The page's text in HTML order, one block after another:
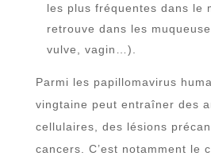
les plus fréquentes dans le
retrouve dans les
vulve, vagin…).
Parmi les papillomavirus
vingtaine peut entraîner des
cellulaires, des lésions
cancers. C’est notamment le